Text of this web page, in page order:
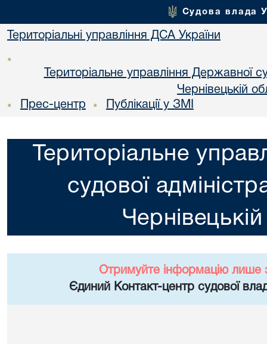
Судова влада
Територіальні управління ДСА України
•
Територіальне управління Державної
Чернiвецькій
• Прес-центр • Публікації у ЗМІ
Територіальне
судової
Отримуйте інформацію лише
Єдиний Контакт-центр судової